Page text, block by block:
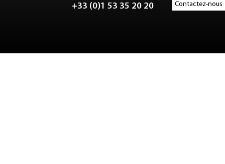
Contactez-nous
+33 (0)1 53 35 20 20